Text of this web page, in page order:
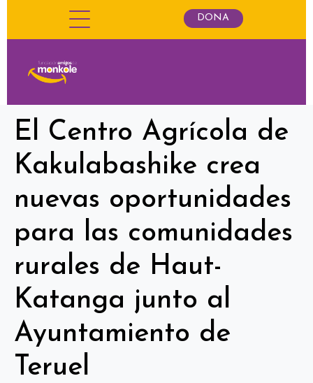
DONA
El Centro Agrícola de
Kakulabashike crea
nuevas oportunidades
para las comunidades
rurales de Haut-
Katanga junto al
Ayuntamiento de
Teruel